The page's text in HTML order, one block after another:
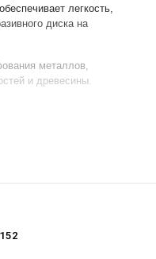
легкость,
диска на
металлов,
и древесины.